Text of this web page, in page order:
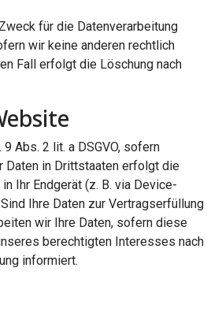
für die Datenverarbeitung
wir keine anderen rechtlich
Fall erfolgt die Löschung nach
Abs. 2 lit. a DSGVO, sofern
Daten in Drittstaaten erfolgt die
Ihr Endgerät (z. B. via Device-
Ihre Daten zur Vertragserfüllung
wir Ihre Daten, sofern diese
berechtigten Interesses nach
informiert.